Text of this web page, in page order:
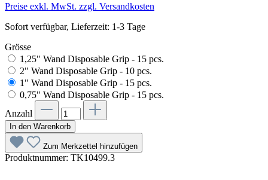
Preise exkl. MwSt. zzgl. Versandkosten
Sofort verfügbar, Lieferzeit: 1-3 Tage
Grösse
1,25" Wand Disposable Grip - 15 pcs.
2" Wand Disposable Grip - 10 pcs.
1" Wand Disposable Grip - 15 pcs.
0,75" Wand Disposable Grip - 15 pcs.
Anzahl
In den Warenkorb
Zum Merkzettel hinzufügen
Produktnummer: TK10499.3